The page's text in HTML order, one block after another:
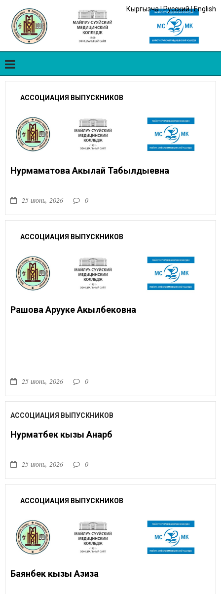
Кыргызча|Русский|English
АССОЦИАЦИЯ ВЫПУСКНИКОВ
Нурмаматова Акылай Табылдыевна
25 июнь, 2026 0
АССОЦИАЦИЯ ВЫПУСКНИКОВ
Рашова Арууке Акылбековна
25 июнь, 2026 0
АССОЦИАЦИЯ ВЫПУСКНИКОВ
Нурматбек кызы Анарбү
25 июнь, 2026 0
АССОЦИАЦИЯ ВЫПУСКНИКОВ
Баянбек кызы Азиза